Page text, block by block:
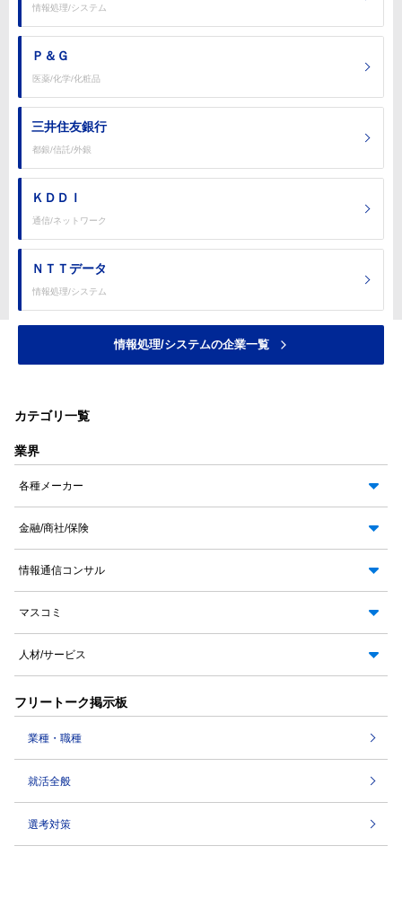
情報処理/システム
Ｐ＆Ｇ
医薬/化学/化粧品
三井住友銀行
都銀/信託/外銀
ＫＤＤＩ
通信/ネットワーク
ＮＴＴデータ
情報処理/システム
情報処理/システムの企業一覧
カテゴリ一覧
業界
各種メーカー
金融/商社/保険
情報通信コンサル
マスコミ
人材/サービス
フリートーク掲示板
業種・職種
就活全般
選考対策